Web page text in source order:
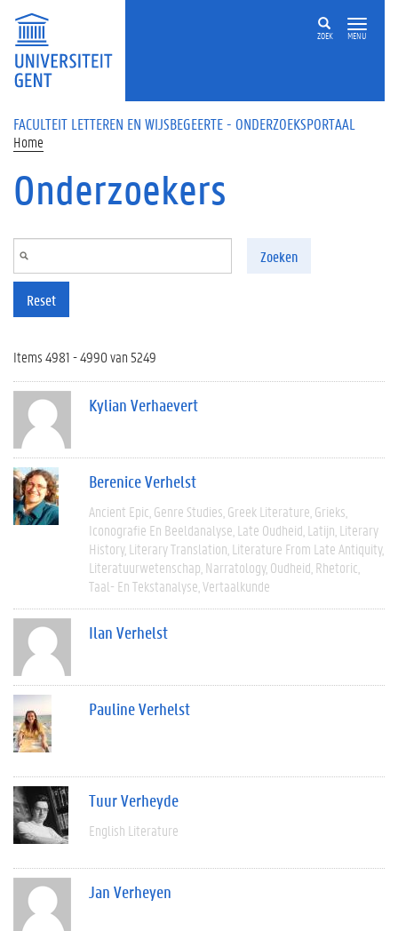
Overslaan en naar de inhoud gaan
ZOEK MENU
FACULTEIT LETTEREN EN WIJSBEGEERTE - ONDERZOEKSPORTAAL
Home
Onderzoekers
Zoeken
Reset
Items 4981 - 4990 van 5249
Kylian Verhaevert
Berenice Verhelst
Ancient Epic Genre Studies Greek Literature Grieks
Iconografie En Beeldanalyse Late Oudheid Latijn Literary
History Literary Translation Literature From Late Antiquity
Literatuurwetenschap Narratology Oudheid Rhetoric
Taal- En Tekstanalyse Vertaalkunde
Ilan Verhelst
Pauline Verhelst
Tuur Verheyde
English Literature
Jan Verheyen